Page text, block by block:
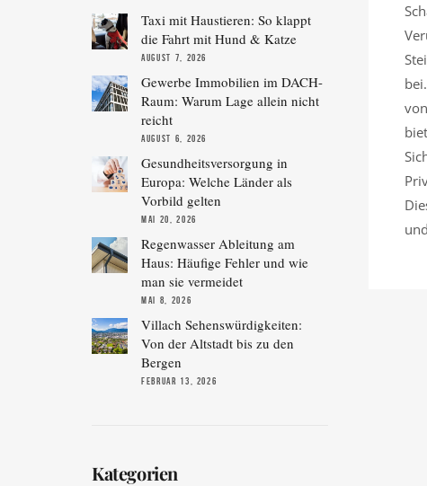
Taxi mit Haustieren: So klappt
die Fahrt mit Hund & Katze
AUGUST 7, 2026
Gewerbe Immobilien im DACH-
Raum: Warum Lage allein nicht
reicht
AUGUST 6, 2026
Gesundheitsversorgung in
Europa: Welche Länder als
Vorbild gelten
MAI 20, 2026
Regenwasser Ableitung am
Haus: Häufige Fehler und wie
man sie vermeidet
MAI 8, 2026
Villach Sehenswürdigkeiten:
Von der Altstadt bis zu den
Bergen
FEBRUAR 13, 2026
Kategorien